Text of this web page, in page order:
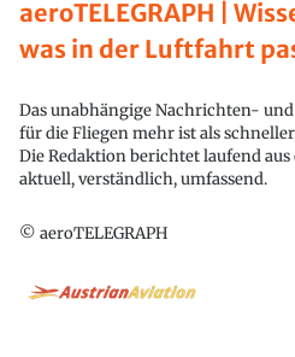
aeroTELEGRAPH |
was in der Luftfahrt
Das unabhängige Nachrichten-
für die Fliegen mehr ist als
Die Redaktion berichtet laufend
aktuell, verständlich, umfassend.
© aeroTELEGRAPH